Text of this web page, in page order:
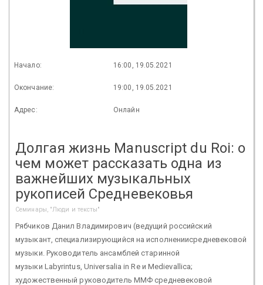
Начало: 16:00, 19.05.2021
Окончание: 19:00, 19.05.2021
Адрес: Онлайн
Долгая жизнь Manuscript du Roi: о
чем может рассказать одна из
важнейших музыкальных
рукописей Средневековья
Семинары, "Люди и тексты"
Рябчиков Данил Владимирович (ведущий российский
музыкант, специализирующийся на исполнениисредневековой
музыки. Руководитель ансамблей старинной
музыки Labyrintus, Universalia in Re и Medievallica;
художественный руководитель ММФ средневековой